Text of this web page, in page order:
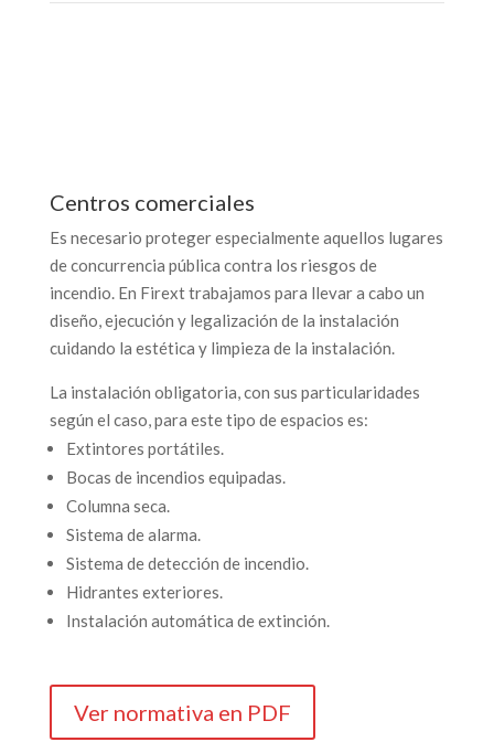
Centros comerciales
Es necesario proteger especialmente aquellos lugares
de concurrencia pública contra los riesgos de
incendio. En Firext trabajamos para llevar a cabo un
diseño, ejecución y legalización de la instalación
cuidando la estética y limpieza de la instalación.
La instalación obligatoria, con sus particularidades
según el caso, para este tipo de espacios es:
Extintores portátiles.
Bocas de incendios equipadas.
Columna seca.
Sistema de alarma.
Sistema de detección de incendio.
Hidrantes exteriores.
Instalación automática de extinción.
Ver normativa en PDF